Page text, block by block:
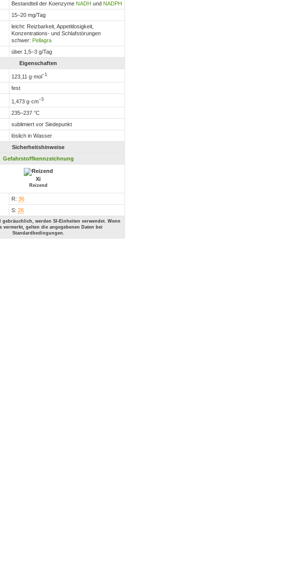
Bestandteil der Koenzyme NADH und NADPH
15–20 mg/Tag
leicht: Reizbarkeit, Appetitlosigkeit,
Konzentrations- und Schlafstörungen
schwer: Pellagra
über 1,5–3 g/Tag
Eigenschaften
123,11 g·mol−1
fest
1,473 g·cm−3
235–237 °C
sublimiert vor Siedepunkt
löslich in Wasser
Sicherheitshinweise
Gefahrstoffkennzeichnung
Xi
Reizend
R: 36
S: 26
werden SI-Einheiten verwendet. Wenn
vermerkt, gelten die angegebenen Daten bei
Standardbedingungen.